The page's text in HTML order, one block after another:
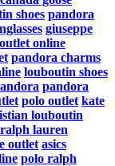
shoes pandora
giuseppe
online
pandora charms
louboutin shoes
pandora
polo outlet kate
louboutin
ralph lauren
outlet asics
polo ralph